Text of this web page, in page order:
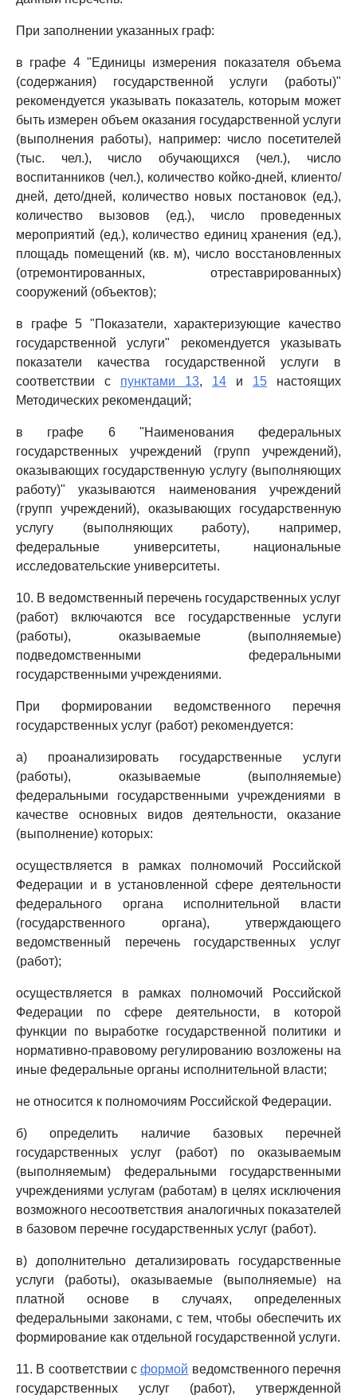
При заполнении указанных граф:
в графе 4 "Единицы измерения показателя объема
(содержания) государственной услуги (работы)"
рекомендуется указывать показатель, которым может
быть измерен объем оказания государственной услуги
(выполнения работы), например: число посетителей
(тыс. чел.), число обучающихся (чел.), число
воспитанников (чел.), количество койко-дней, клиенто/
дней, дето/дней, количество новых постановок (ед.),
количество вызовов (ед.), число проведенных
мероприятий (ед.), количество единиц хранения (ед.),
площадь помещений (кв. м), число восстановленных
(отремонтированных, отреставрированных)
сооружений (объектов);
в графе 5 "Показатели, характеризующие качество
государственной услуги" рекомендуется указывать
показатели качества государственной услуги в
соответствии с пунктами 13, 14 и 15 настоящих
Методических рекомендаций;
в графе 6 "Наименования федеральных
государственных учреждений (групп учреждений),
оказывающих государственную услугу (выполняющих
работу)" указываются наименования учреждений
(групп учреждений), оказывающих государственную
услугу (выполняющих работу), например,
федеральные университеты, национальные
исследовательские университеты.
10. В ведомственный перечень государственных услуг
(работ) включаются все государственные услуги
(работы), оказываемые (выполняемые)
подведомственными федеральными
государственными учреждениями.
При формировании ведомственного перечня
государственных услуг (работ) рекомендуется:
а) проанализировать государственные услуги
(работы), оказываемые (выполняемые)
федеральными государственными учреждениями в
качестве основных видов деятельности, оказание
(выполнение) которых:
осуществляется в рамках полномочий Российской
Федерации и в установленной сфере деятельности
федерального органа исполнительной власти
(государственного органа), утверждающего
ведомственный перечень государственных услуг
(работ);
осуществляется в рамках полномочий Российской
Федерации по сфере деятельности, в которой
функции по выработке государственной политики и
нормативно-правовому регулированию возложены на
иные федеральные органы исполнительной власти;
не относится к полномочиям Российской Федерации.
б) определить наличие базовых перечней
государственных услуг (работ) по оказываемым
(выполняемым) федеральными государственными
учреждениями услугам (работам) в целях исключения
возможного несоответствия аналогичных показателей
в базовом перечне государственных услуг (работ).
в) дополнительно детализировать государственные
услуги (работы), оказываемые (выполняемые) на
платной основе в случаях, определенных
федеральными законами, с тем, чтобы обеспечить их
формирование как отдельной государственной услуги.
11. В соответствии сформой ведомственного перечня
государственных услуг (работ), утвержденной